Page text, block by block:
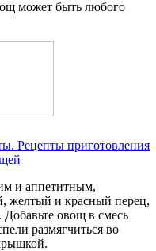
может быть любого
Рецепты приготовления
и аппетитным,
желтый и красный перец,
овощ в смесь
размягчиться во